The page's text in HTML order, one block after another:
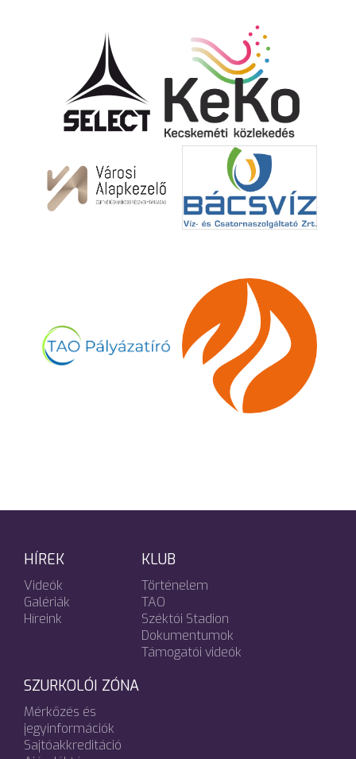
HÍREK
Videók
Galériák
Híreink
KLUB
Történelem
TAO
Széktói Stadion
Dokumentumok
Támogatói videók
SZURKOLÓI ZÓNA
Mérkőzés és
jegyinformációk
Sajtóakkreditáció